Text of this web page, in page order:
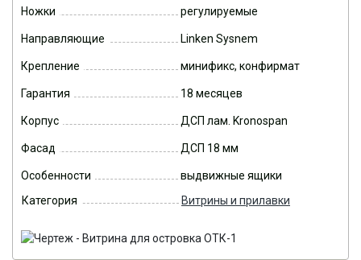
Ножки регулируемые
Направляющие Linken Sysnem
Крепление минификс, конфирмат
Гарантия 18 месяцев
Корпус ДСП лам. Kronospan
Фасад ДСП 18 мм
Особенности
выдвижные ящики
Категория
Витрины и прилавки